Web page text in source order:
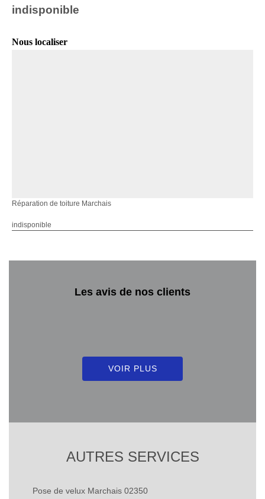
indisponible
Nous localiser
Réparation de toiture Marchais
indisponible
Les avis de nos clients
VOIR PLUS
AUTRES SERVICES
Pose de velux Marchais 02350